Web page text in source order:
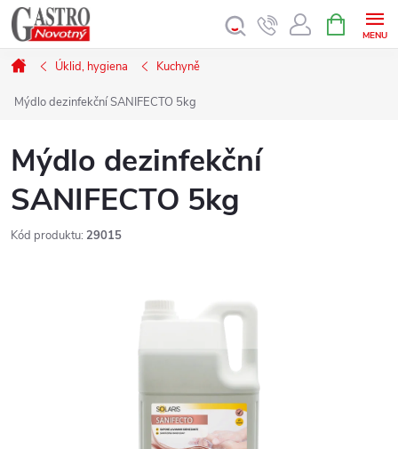
Přejít
na
obsah
NÁKUPNÍ
KOŠÍK
DomůÚklid, hygiena Kuchyně
Mýdlo dezinfekční SANIFECTO 5kg
Mýdlo dezinfekční
SANIFECTO 5kg
Kód produktu: 29015